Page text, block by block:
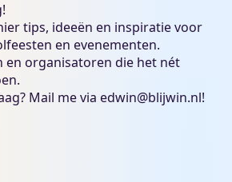
tips, ideeën en inspiratie voor
en evenementen.
en organisatoren die het nét
Mail me via edwin@blijwin.nl!